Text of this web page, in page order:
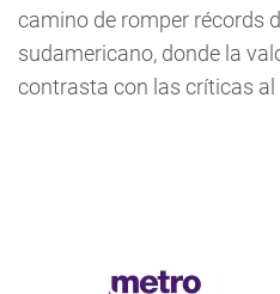
camino de romper récords
sudamericano, donde la
contrasta con las críticas